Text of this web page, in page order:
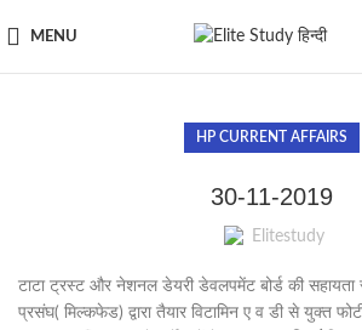
MENU
HP CURRENT AFFAIRS
30-11-2019
Elitestudy
टाटा ट्रस्ट और नेशनल डेयरी डेवलपमेंट बोर्ड की
प्रसंघ( मिल्कफेड) द्वारा तैयार विटामिन ए व डी से युक्त